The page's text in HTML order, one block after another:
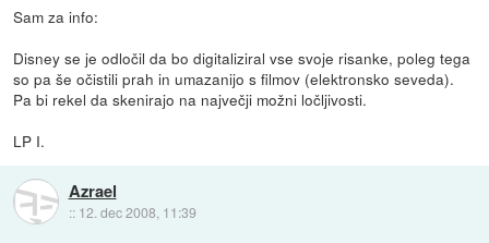
Sam za info:
Disney se je odločil da bo digitaliziral vse svoje risanke, poleg tega
so pa še očistili prah in umazanijo s filmov (elektronsko seveda).
Pa bi rekel da skenirajo na največji možni ločljivosti.
LP I.
Azrael
:: 12. dec 2008, 11:39